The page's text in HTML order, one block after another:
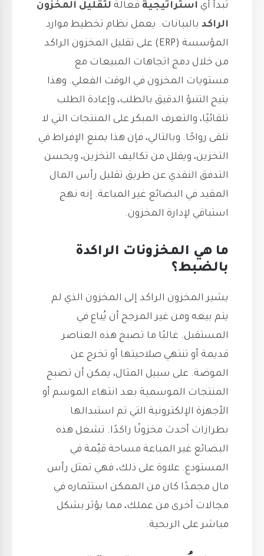
تبدأ أي استراتيجية فعالة لتقليل المخزون
الراكد بالبيانات. يعمل نظام تخطيط موارد
المؤسسة (ERP) على تقليل المخزون الراكد
من خلال دمج اتجاهات المبيعات مع
مستويات المخزون في الوقت الفعلي. وهذا
يتيح التنبؤ الدقيق بالطلب، وإعادة الطلب
تلقائيًا، والتعرف المبكر على المنتجات التي لا
تلقى رواجًا. وبالتالي، فإن هذا يمنع الإفراط في
التخزين، ويقلل من تكاليف التخزين، ويحسن
التدفق النقدي عن طريق تقليل رأس المال
المقيد في البضائع غير المباعة. إنه نهج
استباقي لإدارة المخزون.
ما هي المخزونات الراكدة
بالضبط؟
يشير المخزون الراكد إلى المخزون الذي لم
يتم بيعه ومن غير المرجح أن يُباع في
المستقبل. غالبًا ما تصبح هذه العناصر
قديمة أو تنتهي صلاحيتها أو تخرج عن
الموضة. على سبيل المثال، يمكن أن تصبح
المنتجات الموسمية بعد انتهاء الموسم أو
الأجهزة الإلكترونية التي تم استبدالها
بطرازات أحدث مخزونًا راكدًا. تشغل هذه
البضائع غير المباعة مساحة قيّمة في
المستودع. علاوة على ذلك، فهي تمثل رأس
مال مجمدًا كان من الممكن استثماره في
مجالات أخرى من عملك، مما يؤثر بشكل
مباشر على الربحية.